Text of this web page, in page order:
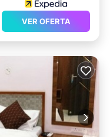
VER OFERTA